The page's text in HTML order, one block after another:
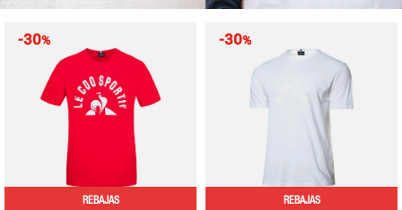
-30%
REBAJAS
-30%
REBAJAS